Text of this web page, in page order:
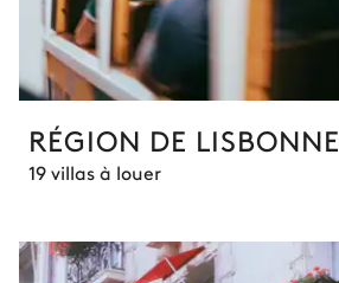
RÉGION DE LISBONNE
19 villas à louer